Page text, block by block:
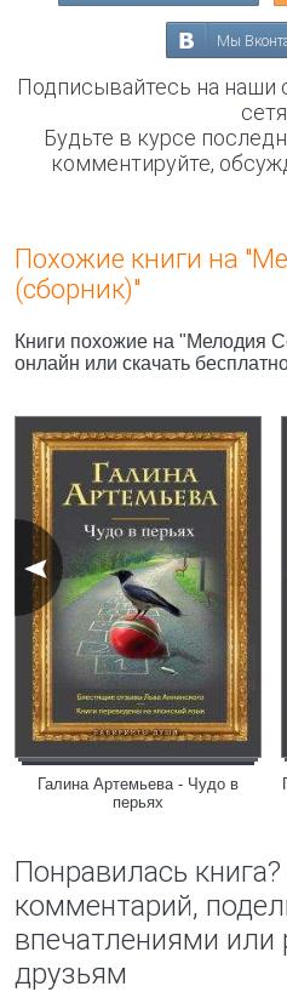
Мы
Подписывайтесь на наши
Будьте в курсе
комментируйте,
Похожие книги на
(сборник)"
Книги похожие на "Мелодия
онлайн или скачать
Галина Артемьева - Чудо в
перьях
Понравилась
комментарий,
впечатлениями или
друзьям